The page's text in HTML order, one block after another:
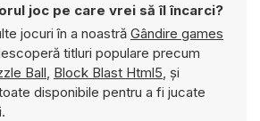
joc pe care vrei să îl încarci?
jocuri în a noastră Gândire games
titluri populare precum
Ball, Block Blast Html5, și
disponibile pentru a fi jucate